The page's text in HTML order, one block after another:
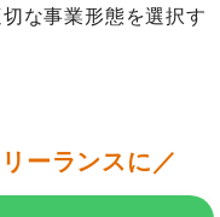
な事業形態を選択す
ーランスに／